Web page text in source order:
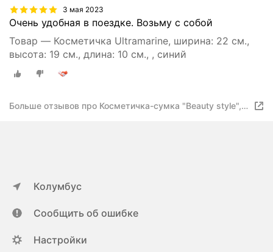
3 мая 2023
Очень удобная в поездке. Возьму с собой
Товар — Косметичка Ultramarine, ширина: 22 см.,
высота: 19 см., длина: 10 см., , синий
Больше отзывов про Косметичка-сумка "Beauty style",
Колумбус
Сообщить об ошибке
Настройки